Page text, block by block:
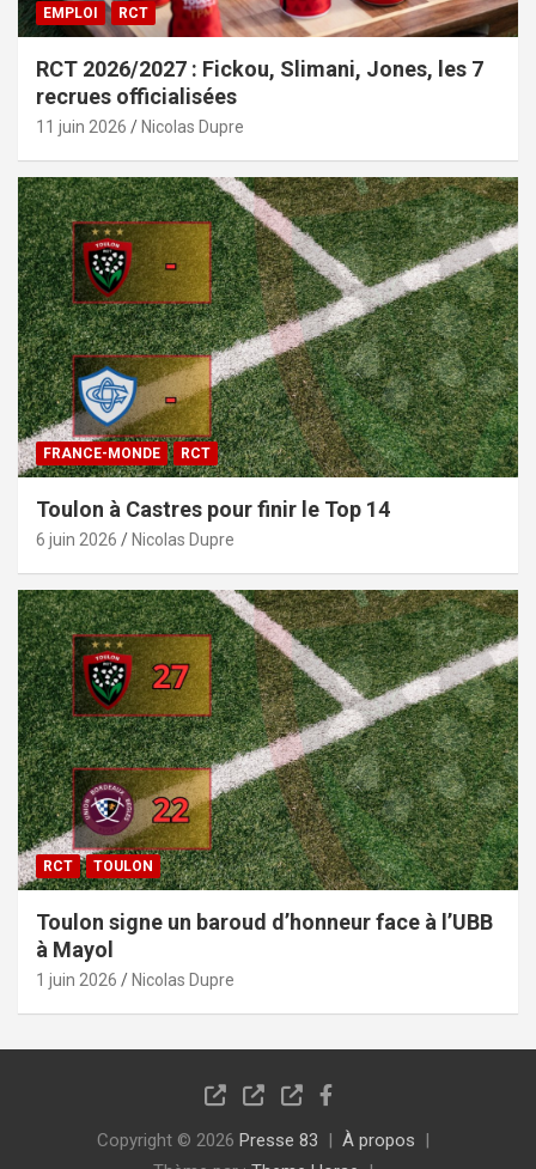
EMPLOI RCT
RCT 2026/2027 : Fickou, Slimani, Jones, les 7
recrues officialisées
11 juin 2026 Nicolas Dupre
FRANCE-MONDE RCT
Toulon à Castres pour finir le Top 14
6 juin 2026 Nicolas Dupre
RCT TOULON
Toulon signe un baroud d’honneur face à l’UBB
à Mayol
1 juin 2026 Nicolas Dupre
Copyright © 2026 Presse 83
À propos